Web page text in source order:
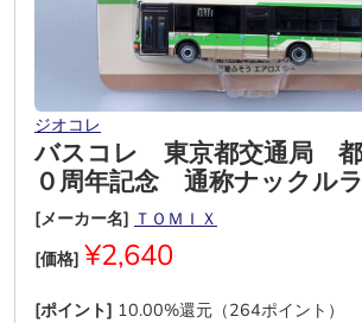
ジオコレ
バスコレ 東京都交通局 都
０周年記念 通称ナックル
[メーカー名] ＴＯＭＩＸ
[価格] ¥2,640
[ポイント] 10.00%還元（264ポイント）